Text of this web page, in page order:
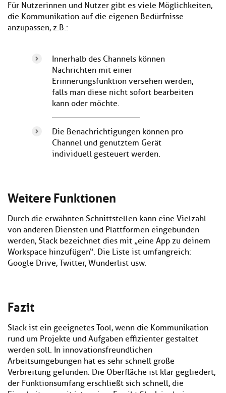
Für Nutzerinnen und Nutzer gibt es viele Möglichkeiten,
die Kommunikation auf die eigenen Bedürfnisse
anzupassen, z.B.:
Innerhalb des Channels können
Nachrichten mit einer
Erinnerungsfunktion versehen werden,
falls man diese nicht sofort bearbeiten
kann oder möchte.
Die Benachrichtigungen können pro
Channel und genutztem Gerät
individuell gesteuert werden.
Weitere Funktionen
Durch die erwähnten Schnittstellen kann eine Vielzahl
von anderen Diensten und Plattformen eingebunden
werden, Slack bezeichnet dies mit „eine App zu deinem
Workspace hinzufügen“. Die Liste ist umfangreich:
Google Drive, Twitter, Wunderlist usw.
Fazit
Slack ist ein geeignetes Tool, wenn die Kommunikation
rund um Projekte und Aufgaben effizienter gestaltet
werden soll. In innovationsfreundlichen
Arbeitsumgebungen hat es sehr schnell große
Verbreitung gefunden. Die Oberfläche ist klar gegliedert,
der Funktionsumfang erschließt sich schnell, die